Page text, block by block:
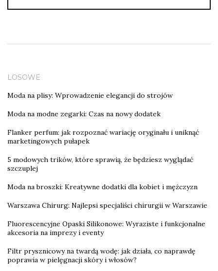
LOSOWE
Moda na plisy: Wprowadzenie elegancji do strojów
Moda na modne zegarki: Czas na nowy dodatek
Flanker perfum: jak rozpoznać wariację oryginału i uniknąć
marketingowych pułapek
5 modowych trików, które sprawią, że będziesz wyglądać
szczuplej
Moda na broszki: Kreatywne dodatki dla kobiet i mężczyzn
Warszawa Chirurg: Najlepsi specjaliści chirurgii w Warszawie
Fluorescencyjne Opaski Silikonowe: Wyraziste i funkcjonalne
akcesoria na imprezy i eventy
Filtr prysznicowy na twardą wodę: jak działa, co naprawdę
poprawia w pielęgnacji skóry i włosów?